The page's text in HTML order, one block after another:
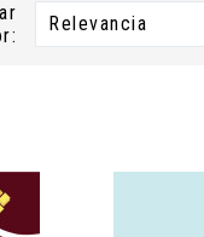
Relevancia